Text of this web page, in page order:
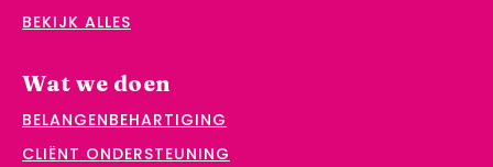
BEKIJK ALLES
Wat we doen
BELANGENBEHARTIGING
CLIËNT ONDERSTEUNING